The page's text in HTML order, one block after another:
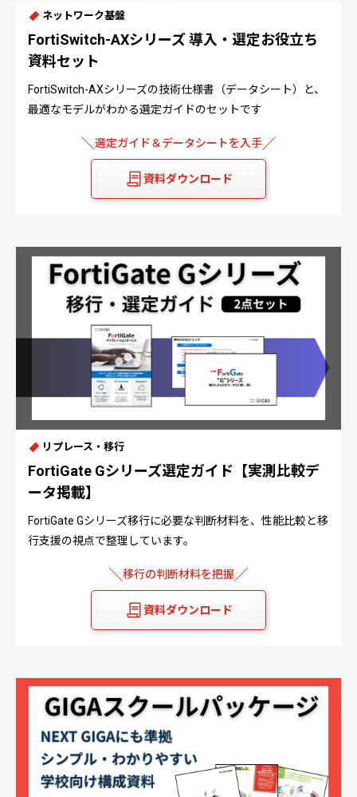
ネットワーク基盤
FortiSwitch-AXシリーズ 導入・選定お役立ち
資料セット
FortiSwitch-AXシリーズの技術仕様書（データシート）と、
最適なモデルがわかる選定ガイドのセットです
選定ガイド＆データシートを入手
資料ダウンロード
リプレース・移行
FortiGate Gシリーズ選定ガイド【実測比較デ
ータ掲載】
FortiGate Gシリーズ移行に必要な判断材料を、性能比較と移
行支援の視点で整理しています。
移行の判断材料を把握
資料ダウンロード